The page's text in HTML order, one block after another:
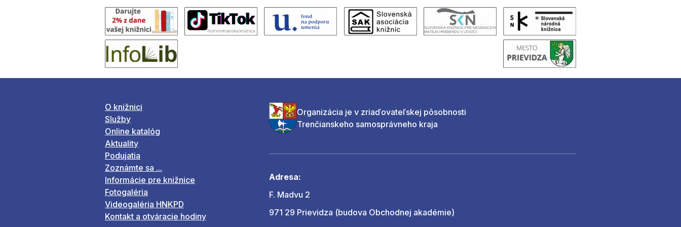
O knižnici
Služby
Online katalóg
Aktuality
Podujatia
Zoznámte sa ...
Informácie pre knižnice
Fotogaléria
Videogaléria HNKPD
Kontakt a otváracie hodiny
Organizácia je v zriaďovateľskej pôsobnosti
Trenčianskeho samosprávneho kraja
Adresa:
F. Madvu 2
971 29 Prievidza (budova Obchodnej akadémie)